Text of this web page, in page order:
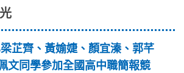
芷齊、黃媮婕、顏宜溱、郭芊
文同學參加全國高中職簡報競